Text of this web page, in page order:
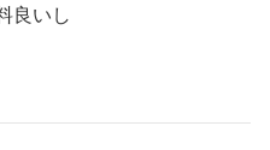
良いし